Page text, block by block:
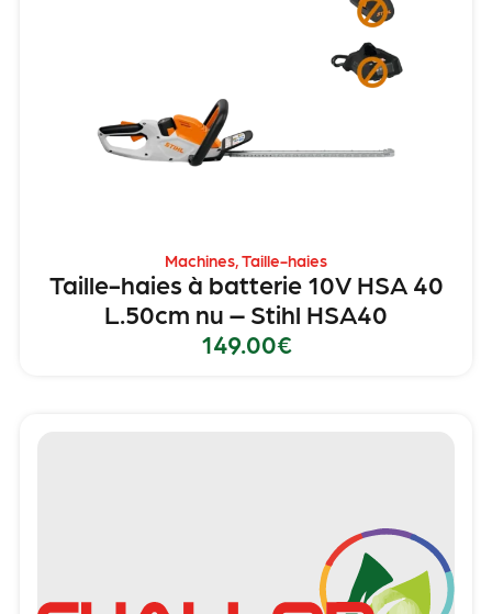
Machines,Taille-haies
Taille-haies à batterie 10V HSA 40
L.50cm nu – Stihl HSA40
149.00€